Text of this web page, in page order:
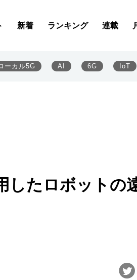
新着 ランキング 連載
ーカル5G AI 6G IoT
したロボットの